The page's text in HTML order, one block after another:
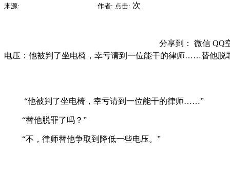
来源: 作者: 点击: 次
分享到： 微信 QQ
电压：他被判了坐电椅，幸亏请到一位能干的律师……替他脱
“他被判了坐电椅，幸亏请到一位能干的律师……”
“替他脱罪了吗？”
“不，律师替他争取到降低一些电压。”